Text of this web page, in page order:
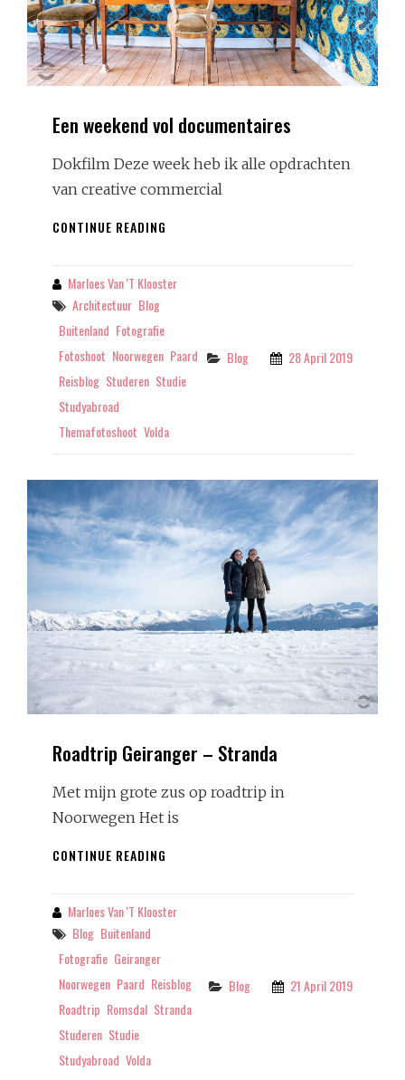
Een weekend vol documentaires
Dokfilm Deze week heb ik alle opdrachten
van creative commercial
CONTINUE READING
DOCUMENTAIRES
By Marloes Van 't Klooster
Tags
Architectuur Blog
Buitenland Fotografie
Fotoshoot Noorwegen Paard
Reisblog Studeren Studie
Studyabroad
Themafotoshoot Volda
Categories
Blog 28 April 2019
Roadtrip Geiranger – Stranda
Met mijn grote zus op roadtrip in
Noorwegen Het is
CONTINUE READING
STRANDA
By Marloes Van 't Klooster
Tags
Blog Buitenland
Fotografie Geiranger
Noorwegen Paard Reisblog
Roadtrip Romsdal Stranda
Studeren Studie
Studyabroad Volda
Categories
Blog 21 April 2019